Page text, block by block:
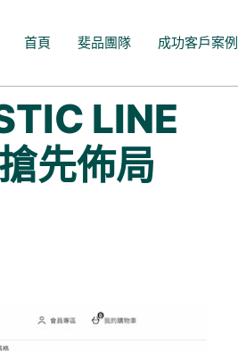
首頁 斐品團隊 成功客戶案例
LINE
先佈局